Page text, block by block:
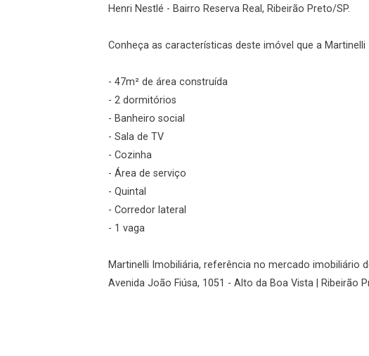
Henri Nestlé - Bairro Reserva Real, Ribeirão Preto/SP.
Conheça as características deste imóvel que a
- 47m² de área construída
- 2 dormitórios
- Banheiro social
- Sala de TV
- Cozinha
- Área de serviço
- Quintal
- Corredor lateral
- 1 vaga
Martinelli Imobiliária, referência no mercado imobiliário
Avenida João Fiúsa, 1051 - Alto da Boa Vista | Ribeirão
Login
Cadastre-se
Agendar Visita